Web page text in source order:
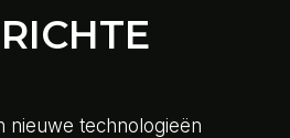
nieuwe technologieën